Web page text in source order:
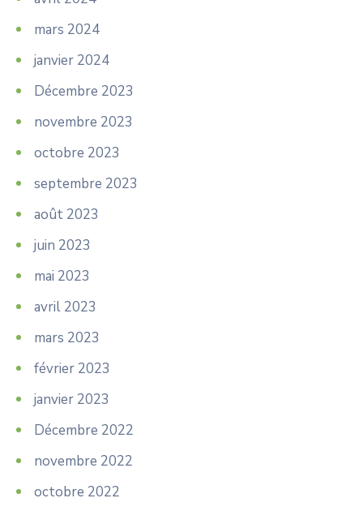
mars 2024
janvier 2024
Décembre 2023
novembre 2023
octobre 2023
septembre 2023
août 2023
juin 2023
mai 2023
avril 2023
mars 2023
février 2023
janvier 2023
Décembre 2022
novembre 2022
octobre 2022